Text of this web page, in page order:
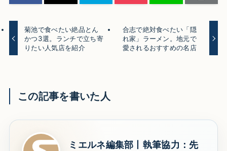
菊池で食べたい絶品とん
かつ3選。ランチで立ち寄
りたい人気店を紹介
合志で絶対食べたい「隠
れ家」ラーメン。地元で
愛されるおすすめの名店
この記事を書いた人
ミエルネ編集部丨執筆協力：先